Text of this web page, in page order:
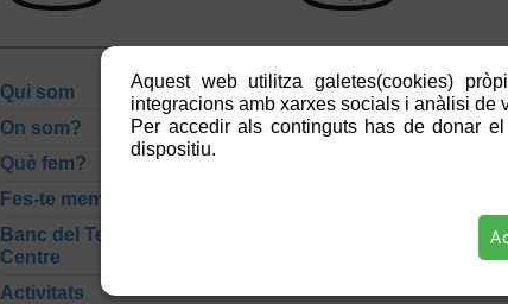
Qui som
On som?
Què fem?
Fes-te membre
Banc del Temps
Centre
Activitats
Documents
Memòria del Banc del
Aquest web utilitza galetes(cookies)
integracions amb xarxes socials i anàlisi de
Per accedir als continguts has de donar
dispositiu.